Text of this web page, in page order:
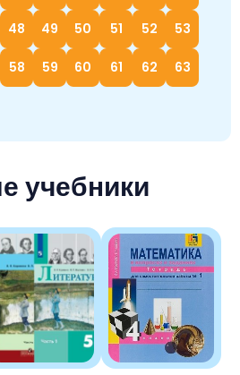
48 49 50 51 52 53
58 59 60 61 62 63
учебники